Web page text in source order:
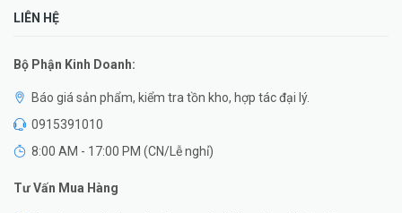
LIÊN HỆ
Bộ Phận Kinh Doanh:
Báo giá sản phẩm, kiểm tra tồn kho, hợp tác đại lý.
0915391010
8:00 AM - 17:00 PM (CN/Lễ nghỉ)
Tư Vấn Mua Hàng